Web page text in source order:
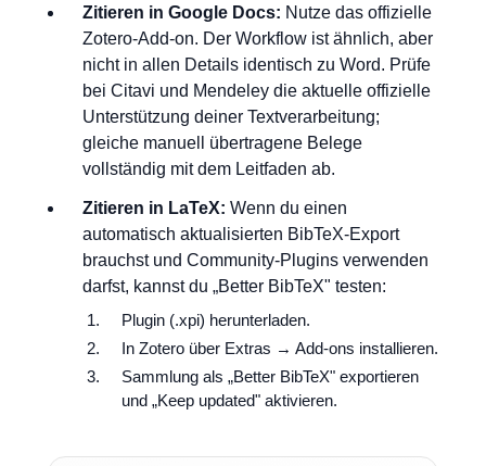
Zitieren in Google Docs: Nutze das offizielle
Zotero-Add-on. Der Workflow ist ähnlich, aber
nicht in allen Details identisch zu Word. Prüfe
bei Citavi und Mendeley die aktuelle offizielle
Unterstützung deiner Textverarbeitung;
gleiche manuell übertragene Belege
vollständig mit dem Leitfaden ab.
Zitieren in LaTeX: Wenn du einen
automatisch aktualisierten BibTeX-Export
brauchst und Community-Plugins verwenden
darfst, kannst du „Better BibTeX" testen:
Plugin (.xpi) herunterladen.
In Zotero über Extras → Add-ons installieren.
Sammlung als „Better BibTeX" exportieren
und „Keep updated" aktivieren.